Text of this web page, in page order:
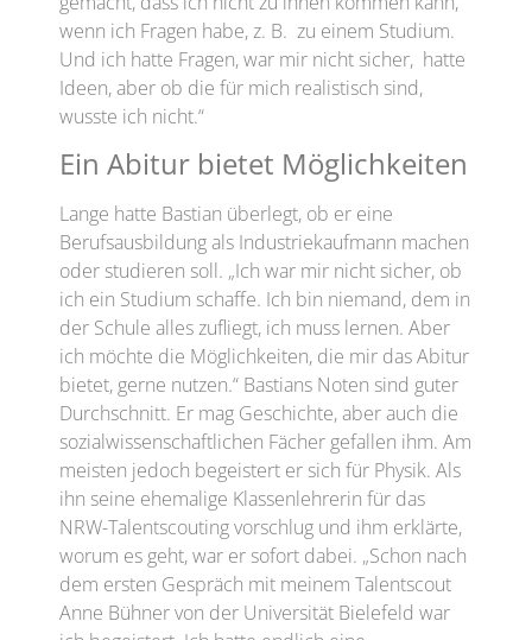
wenn ich Fragen habe, z. B. zu einem Studium.
Und ich hatte Fragen, war mir nicht sicher, hatte
Ideen, aber ob die für mich realistisch sind,
wusste ich nicht.“
Ein Abitur bietet Möglichkeiten
Lange hatte Bastian überlegt, ob er eine
Berufsausbildung als Industriekaufmann machen
oder studieren soll. „Ich war mir nicht sicher, ob
ich ein Studium schaffe. Ich bin niemand, dem in
der Schule alles zufliegt, ich muss lernen. Aber
ich möchte die Möglichkeiten, die mir das Abitur
bietet, gerne nutzen.“ Bastians Noten sind guter
Durchschnitt. Er mag Geschichte, aber auch die
sozialwissenschaftlichen Fächer gefallen ihm. Am
meisten jedoch begeistert er sich für Physik. Als
ihn seine ehemalige Klassenlehrerin für das
NRW-Talentscouting vorschlug und ihm erklärte,
worum es geht, war er sofort dabei. „Schon nach
dem ersten Gespräch mit meinem Talentscout
Anne Bühner von der Universität Bielefeld war